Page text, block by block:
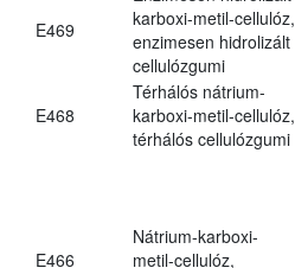
E469
karboxi-metil-cellulóz,
enzimesen hidrolizált
cellulózgumi
E468
Térhálós nátrium-
karboxi-metil-cellulóz,
térhálós cellulózgumi
E466
Nátrium-karboxi-
metil-cellulóz,